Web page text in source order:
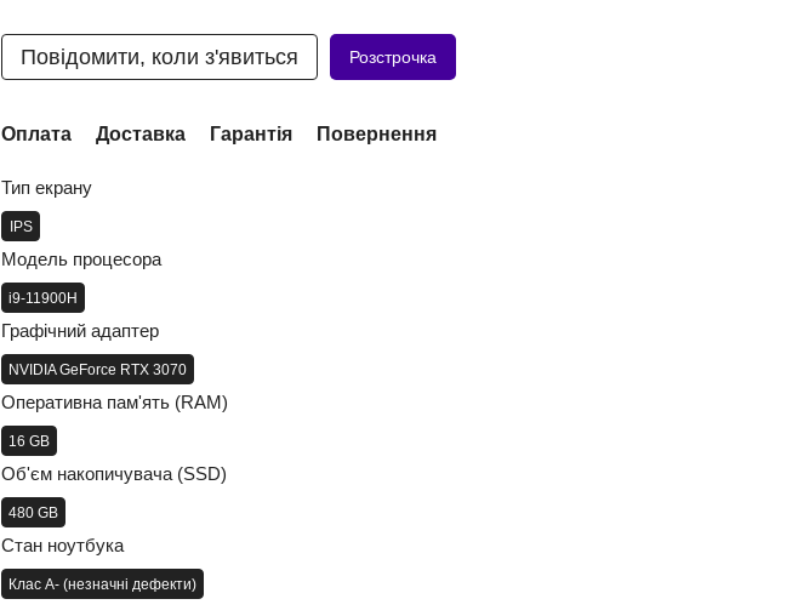
Повідомити, коли з'явиться Розстрочка
Оплата Доставка Гарантія Повернення
Тип екрану
IPS
Модель процесора
i9-11900H
Графічний адаптер
NVIDIA GeForce RTX 3070
Оперативна пам'ять (RAM)
16 GB
Об'єм накопичувача (SSD)
480 GB
Стан ноутбука
Клас A- (незначні дефекти)